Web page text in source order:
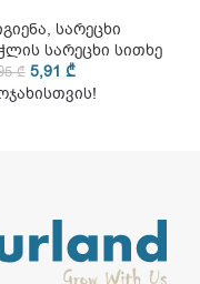
, სარეცხი
სარეცხი სითხე
₾ 5,91 ₾